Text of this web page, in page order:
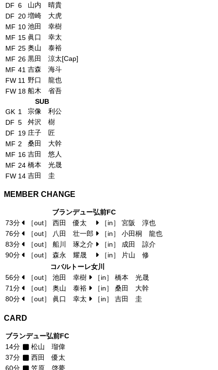
DF 6
山内 晴貴
DF 20 増崎 大虎
MF 10 池田 幸樹
MF 15 眞口 幸太
MF 25 奥山 泰裕
MF 26 黒田 涼太[Cap]
MF 41 吉森 海斗
FW 11 野口 龍也
FW 18 船木 省吾
SUB
GK 1
宗像 利公
DF 5
舛沢 樹
DF 19 庄子 匠
MF 2
桑田 大幹
MF 16 吉田 悠人
MF 24 橋本 光晟
FW 14 吉田 圭
MEMBER CHANGE
ブランデュー弘前FC
73分
［out］ 西田 優太
［in］ 宮阪 淳也
76分
［out］ 八田 壮一郎
［in］ 小田桐 龍也
83分
［out］ 船川 琢之介
［in］ 成田 諒介
90分
［out］ 森永 耀晟
［in］ 片山 修
コバルトーレ女川
56分
［out］ 池田 幸樹
［in］ 橋本 光晟
71分
［out］ 奥山 泰裕
［in］ 桑田 大幹
80分
［out］ 眞口 幸太 ［in］ 吉田 圭
CARD
ブランデュー弘前FC
14分
松山 瑠偉
37分
西田 優太
60分
笠原 啓夢